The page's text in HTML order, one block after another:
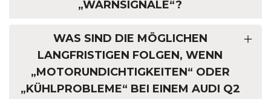
„WARNSIGNALE“?
WAS SIND DIE MÖGLICHEN
LANGFRISTIGEN FOLGEN, WENN
„MOTORUNDICHTIGKEITEN“ ODER
„KÜHLPROBLEME“ BEI EINEM AUDI Q2